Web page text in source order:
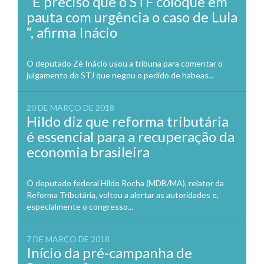
pauta com urgência o caso de Lula
“, afirma Inácio
O deputado Zé Inácio usou a tribuna para comentar o
julgamento do STJ que negou o pedido de habeas...
20 DE MARÇO DE 2018
Hildo diz que reforma tributária
é essencial para a recuperação da
economia brasileira
O deputado federal Hildo Rocha (MDB/MA), relator da
Reforma Tributária, voltou a alertar as autoridades e,
especialmente o congresso...
7 DE MARÇO DE 2018
Início da pré-campanha de